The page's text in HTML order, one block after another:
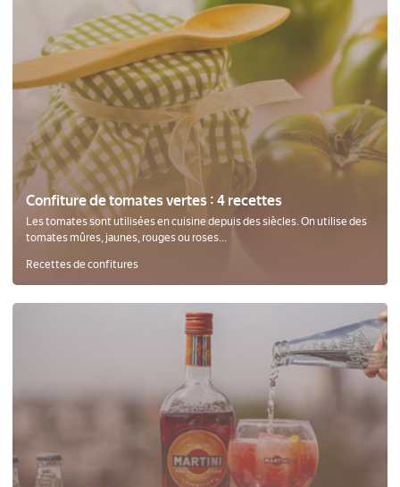
Confiture de tomates vertes : 4 recettes
Les tomates sont utilisées en cuisine depuis des siècles. On utilise des
tomates mûres, jaunes, rouges ou roses...
Recettes de confitures